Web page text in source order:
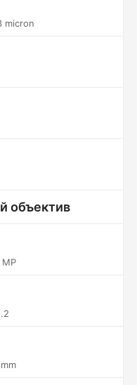
micron
объектив
MP